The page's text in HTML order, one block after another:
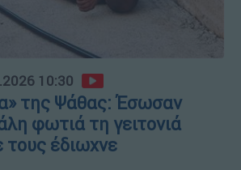
10:30
της Ψάθας: Έσωσαν
φωτιά τη γειτονιά
τους έδιωχνε